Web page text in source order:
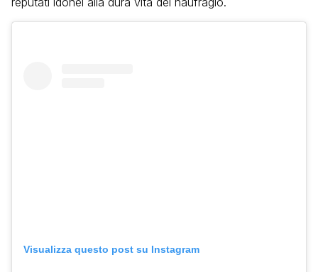
Visualizza questo post su Instagram